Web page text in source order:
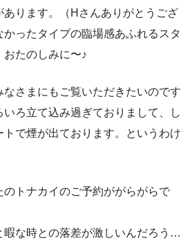
あります。（Hさんありがとうござ
ったタイプの臨場感あふれるスタ
たのしみに〜♪
さまにもご覧いただきたいのです
ろ立て込み過ぎておりまして、し
トで煙が出ております。というわけ
トナカイのご予約ががらがらで
暇な時との落差が激しいんだろう…